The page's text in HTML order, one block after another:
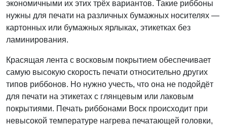
экономичными их этих трёх вариантов. Такие риббоны
нужны для печати на различных бумажных носителях —
картонных или бумажных ярлыках, этикетках без
ламинирования.
Красящая лента с восковым покрытием обеспечивает
самую высокую скорость печати относительно других
типов риббонов. Но нужно учесть, что она не подойдёт
для печати на этикетах с глянцевым или лаковым
покрытиями. Печать риббонами Воск происходит при
невысокой температуре нагрева печатающей головки,